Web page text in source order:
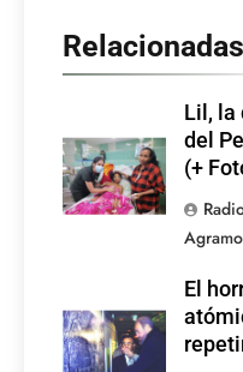
Relacionadas
Lil, la
del
(+
El